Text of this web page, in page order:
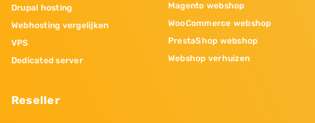
Drupal hosting
Webhosting vergelijken
VPS
Dedicated server
Reseller
Magento webshop
WooCommerce webshop
PrestaShop webshop
Webshop verhuizen